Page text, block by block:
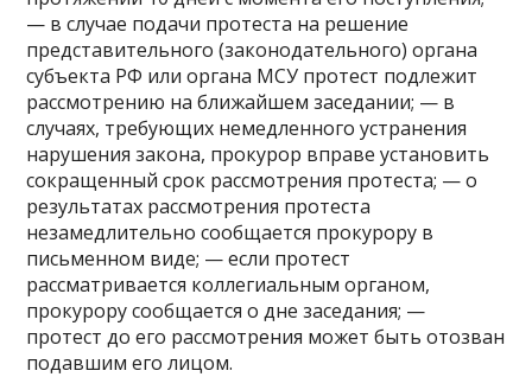
— в случае подачи протеста на решение
представительного (законодательного) органа
субъекта РФ или органа МСУ протест подлежит
рассмотрению на ближайшем заседании; — в
случаях, требующих немедленного устранения
нарушения закона, прокурор вправе установить
сокращенный срок рассмотрения протеста; — о
результатах рассмотрения протеста
незамедлительно сообщается прокурору в
письменном виде; — если протест
рассматривается коллегиальным органом,
прокурору сообщается о дне заседания; —
протест до его рассмотрения может быть отозван
подавшим его лицом.